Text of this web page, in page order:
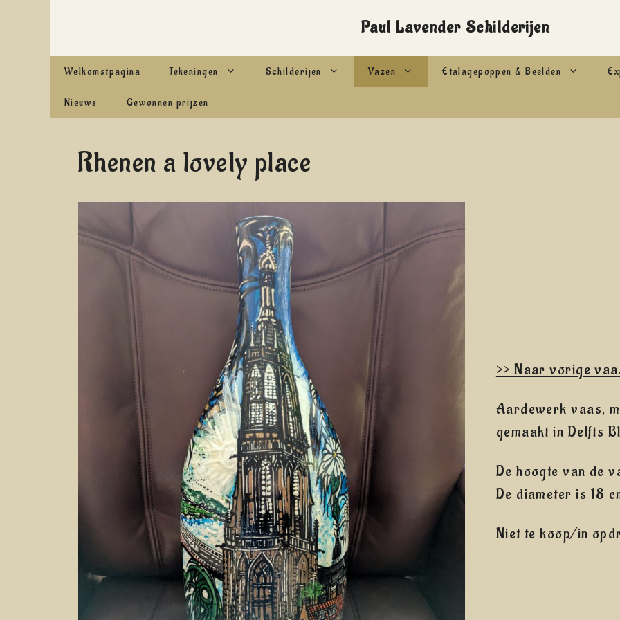
Paul Lavender Schilderijen
Welkomstpagina Tekeningen Schilderijen Vazen Etalagepoppen & Beelden
Nieuws Gewonnen prijzen
Rhenen a lovely place
>> Naar vorige
Aardewerk vaas,
gemaakt in Delfts
De hoogte van de
De diameter is 18
Niet te koop/in